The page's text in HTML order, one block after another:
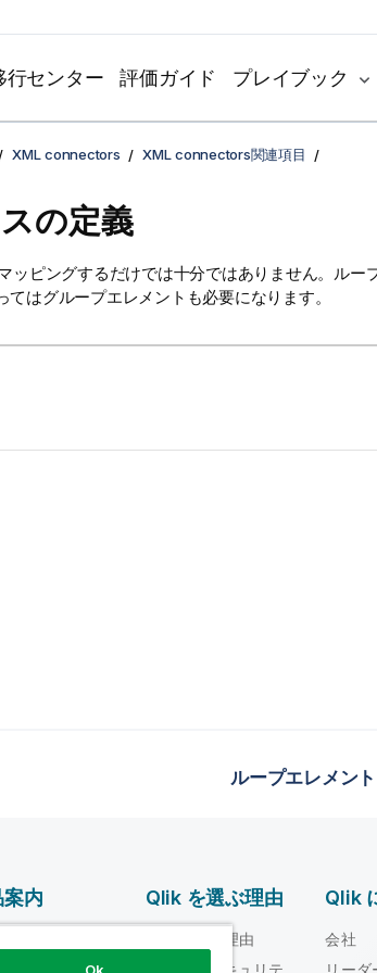
行センター 評価ガイド プレイブック
XML connectors XML connectors関連項目
の定義
ッピングするだけでは十分ではありません。ルー
はグループエレメントも必要になります。
ループエレメン
内 Qlik を選ぶ理由
Qlik を選ぶ理由
信頼性とセキュリテ
Qlik
会社
リーダ